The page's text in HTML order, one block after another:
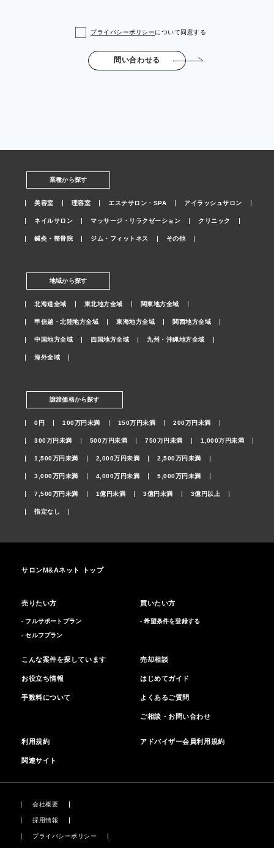
プライバシーポリシーについて同意する
問い合わせる
業種から探す
美容室 理容室 エステサロン・SPA アイラッシュサロン
ネイルサロン マッサージ・リラクゼーション クリニック
鍼灸・整骨院 ジム・フィットネス その他
地域から探す
北海道全域 東北地方全域 関東地方全域
甲信越・北陸地方全域 東海地方全域 関西地方全域
中国地方全域 四国地方全域 九州・沖縄地方全域
海外全域
譲渡価格から探す
0円 100万円未満 150万円未満 200万円未満
300万円未満 500万円未満 750万円未満 1,000万円未満
1,500万円未満 2,000万円未満 2,500万円未満
3,000万円未満 4,000万円未満 5,000万円未満
7,500万円未満 1億円未満 3億円未満 3億円以上
指定なし
サロンM&Aネット トップ
売りたい方
- フルサポートプラン
- セルフプラン
買いたい方
- 希望条件を登録する
こんな案件を探しています
お役立ち情報
手数料について
売却相談
はじめてガイド
よくあるご質問
ご相談・お問い合わせ
利用規約 アドバイザー会員利用規約
関連サイト
会社概要
採用情報
プライバシーポリシー